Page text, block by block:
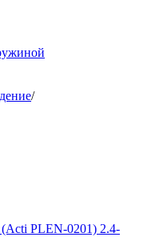
/
PLEN-0201) 2.4-